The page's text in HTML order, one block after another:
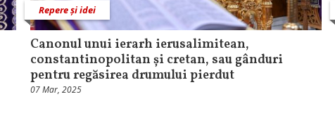
Repere și idei
Canonul unui ierarh ierusalimitean,
constantinopolitan și cretan, sau gânduri
pentru regăsirea drumului pierdut
07 Mar, 2025